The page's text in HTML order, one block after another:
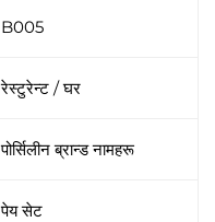
B005
रेस्टुरेन्ट / घर
पोर्सिलीन ब्रान्ड नामहरू
पेय सेट